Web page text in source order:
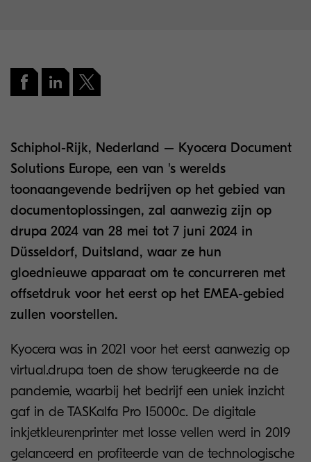
Schiphol-Rijk, Nederland – Kyocera Document
Solutions Europe, een van 's werelds
toonaangevende bedrijven op het gebied van
documentoplossingen, zal aanwezig zijn op
drupa 2024 van 28 mei tot 7 juni 2024 in
Düsseldorf, Duitsland, waar ze hun
gloednieuwe apparaat om te concurreren met
offsetdruk voor het eerst op het EMEA-gebied
zullen voorstellen.
Kyocera was in 2021 voor het eerst aanwezig op
virtual.drupa toen de show terugkeerde na de
pandemie, waarbij het bedrijf een uniek inzicht
gaf in de TASKalfa Pro 15000c. De digitale
inkjetkleurenprinter met losse vellen werd in 2019
gelanceerd en profiteerde van de technologische